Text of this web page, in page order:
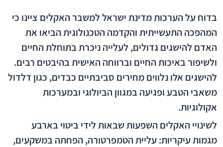
בדוח על הערכות מדינת ישראל למשבר האקלים ציינו כי
המהפכה התעשייתית והקִדמה הטכנולוגית הביאו את
האדם להישגים גדולים, לעלייה ניכרת בתוחלת החיים
ולשיפור באיכות החיים וברווחה האישית בהיבטים רבים.
להישגים אלו נלווים מחירים סביבתיים כבדים, כגון דלדול
משאבי הטבע ופגיעה במגוון הביולוגי ובמערכות
אקולוגיות.
לשינויי האקלים השפעות שבאות לידי ביטוי בארבע
מגמות עיקריות: עליית הטמפרטורה, הפחתה במשקעים,